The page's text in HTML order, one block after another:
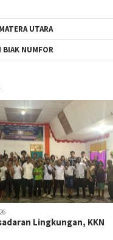
UTARA
BIAK NUMFOR
Lingkungan, KKN